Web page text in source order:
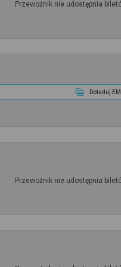
Przewoźnik nie udostępnia
Doładuj
Przewoźnik nie udostępnia